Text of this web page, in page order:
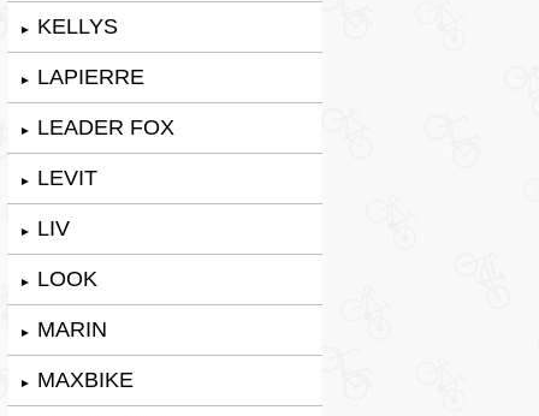
► KELLYS
► LAPIERRE
► LEADER FOX
► LEVIT
► LIV
► LOOK
► MARIN
► MAXBIKE